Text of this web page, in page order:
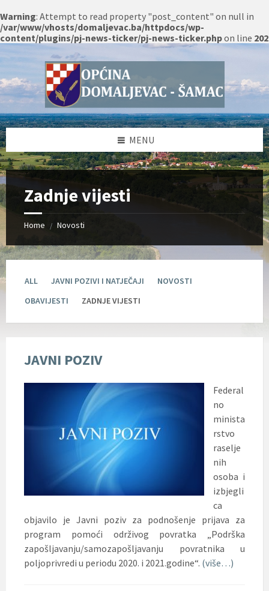
Warning: Attempt to read property "post_content" on null in
/var/www/vhosts/domaljevac.ba/httpdocs/wp-
content/plugins/pj-news-ticker/pj-news-ticker.phpon line 202
Skip
to
Skip
to
sidebar
Skip
to
sidebar
Skip
to
MENU
Zadnje vijesti
Home / Novosti
ALL JAVNI POZIVI I NATJEČAJI
NOVOSTI
OBAVIJESTI
ZADNJE VIJESTI
JAVNI POZIV
Federal
no
minista
rstvo
raselje
nih
osoba i
izbjegli
ca
objavilo je Javni poziv za podnošenje prijava za
program pomoći održivog povratka „Podrška
zapošljavanju/samozapošljavanju povratnika u
poljoprivredi u periodu 2020. i 2021.godine“. (više…)